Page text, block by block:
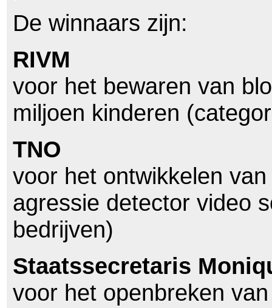
De winnaars zijn:
RIVM
voor het bewaren van
miljoen kinderen
TNO
voor het ontwikkelen
agressie detector video
bedrijven)
Staatssecretaris
voor het openbreken